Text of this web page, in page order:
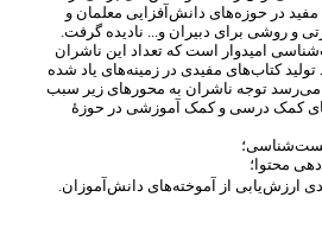
در حوزههای دانش آفزایی معلمان و
و روشی برای دبیران و... نادیده گرفت.
شناسی امیدوار است که تعداد این ناشران
تولید کتابهای مفیدی در زمینههای یاد شده
میرسد توجه ناشران به محورهای زیر سبب
کمک درسی و کمک آموزشی در حوزۀ
شناسی؛
دهی محتوا؛
ارزشیابی از آموختههای دانش آموزان.